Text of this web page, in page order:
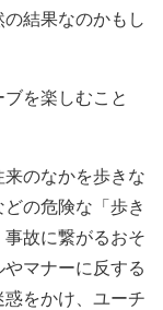
結果なのかもし
を楽しむこと
のなかを歩きな
の危険な「歩き
故に繋がるおそ
マナーに反する
をかけ、ユーチ